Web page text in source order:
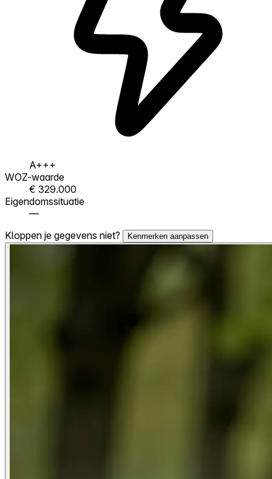
A+++
WOZ-waarde
€ 329.000
Eigendomssituatie
—
Kloppen je gegevens niet?
Kenmerken aanpassen